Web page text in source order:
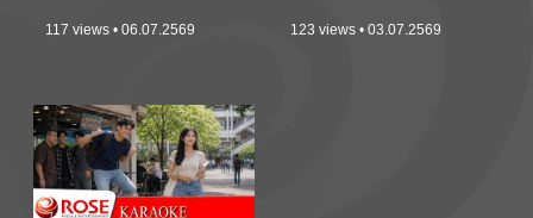
117 views • 06.07.2569 123 views • 03.07.2569